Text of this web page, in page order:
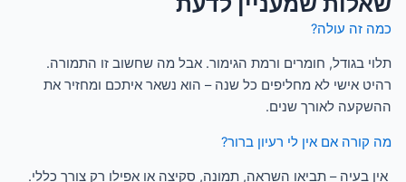
כמה זה עולה?
תלוי בגודל, חומרים ורמת הגימור. אבל מה שחשוב זו התמורה.
רהיט אישי לא מחליפים כל שנה – הוא נשאר איתכם ומחזיר את
ההשקעה לאורך שנים.
מה קורה אם אין לי רעיון ברור?
אין בעיה – תביאו השראה, תמונה, סקיצה או אפילו רק צורך כללי.